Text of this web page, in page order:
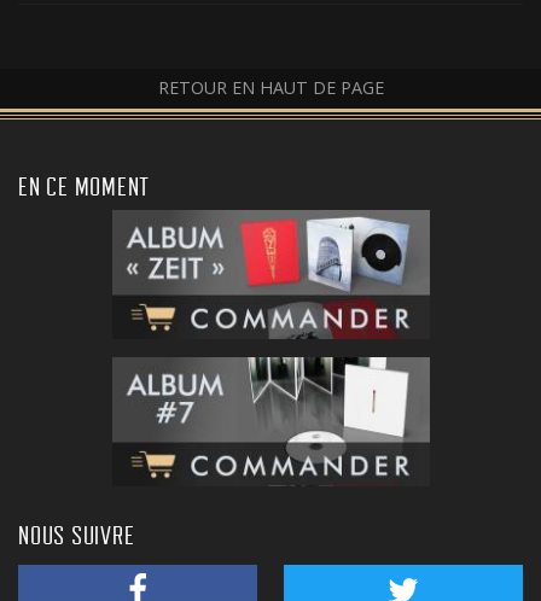
RETOUR EN HAUT DE PAGE
EN CE MOMENT
NOUS SUIVRE